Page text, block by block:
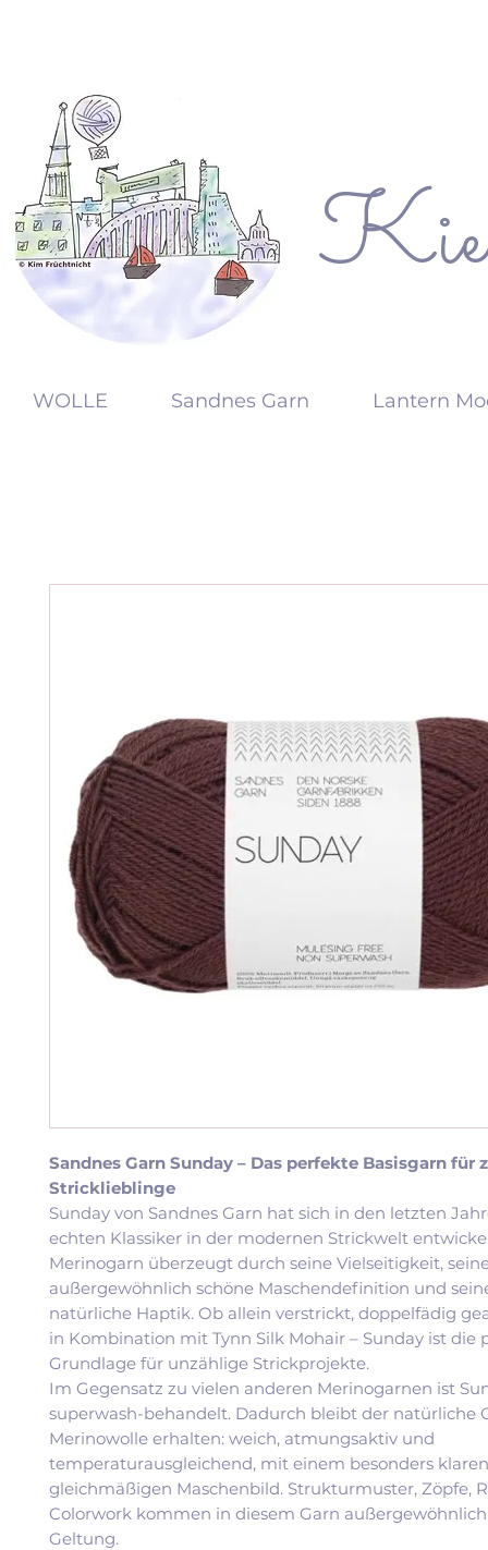
KW
WOLLE Sandnes Garn Lantern
Sandnes Garn Sunday – Das perfekte Basisgarn für
Stricklieblinge
Sunday von Sandnes Garn hat sich in den letzten
echten Klassiker in der modernen Strickwelt
Merinogarn überzeugt durch seine Vielseitigkeit,
außergewöhnlich schöne Maschendefinition und
natürliche Haptik. Ob allein verstrickt, doppelfädig
in Kombination mit Tynn Silk Mohair – Sunday ist die
Grundlage für unzählige Strickprojekte.
Im Gegensatz zu vielen anderen Merinogarnen ist
superwash-behandelt. Dadurch bleibt der natürliche
Merinowolle erhalten: weich, atmungsaktiv und
temperaturausgleichend, mit einem besonders
gleichmäßigen Maschenbild. Strukturmuster, Zöpfe,
Colorwork kommen in diesem Garn
Geltung.